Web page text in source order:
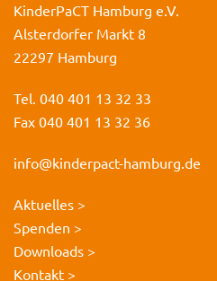
KinderPaCT Hamburg e.V.
Alsterdorfer Markt 8
22297 Hamburg
Tel. 040 401 13 32 33
Fax 040 401 13 32 36
info@kinderpact-hamburg.de
Aktuelles >
Spenden >
Downloads >
Kontakt >